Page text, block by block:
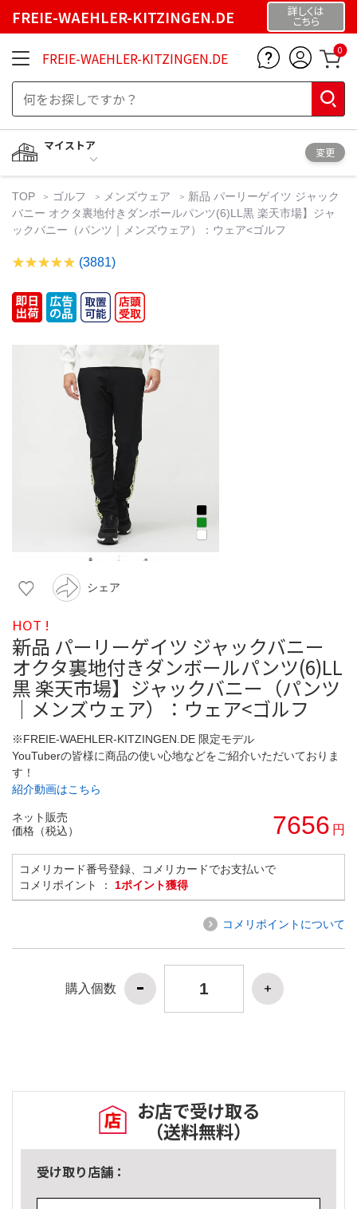
FREIE-WAEHLER-KITZINGEN.DE 詳しくは
こちら
FREIE-WAEHLER-KITZINGEN.DE 0
マイストア
変更
TOP ゴルフ メンズウェア
新品 パーリーゲイツ ジャック
バニー オクタ裏地付きダンボールパンツ(6)LL黒 楽天市場】ジャ
ックバニー（パンツ｜メンズウェア）：ウェア<ゴルフ
(3881)
シェア
HOT !
新品 パーリーゲイツ ジャックバニー
オクタ裏地付きダンボールパンツ(6)LL
黒 楽天市場】ジャックバニー（パンツ
｜メンズウェア）：ウェア<ゴルフ
※FREIE-WAEHLER-KITZINGEN.DE 限定モデル
YouTuberの皆様に商品の使い心地などをご紹介いただいておりま
す！
紹介動画はこちら
ネット販売
価格（税込）
7656 円
コメリカード番号登録、コメリカードでお支払いで
コメリポイント ： 1ポイント獲得
コメリポイントについて
購入個数
お店で受け取る
（送料無料）
受け取り店舗：